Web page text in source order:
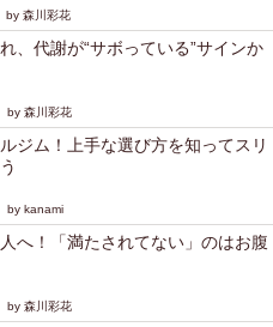
by 森川彩花
、代謝が“サボっている”サインか
by 森川彩花
ジム！上手な選び方を知ってスリ
by kanami
へ！「満たされてない」のはお腹
by 森川彩花